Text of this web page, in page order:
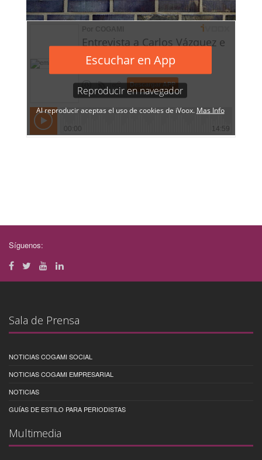
Síguenos:
Sala de Prensa
NOTICIAS COGAMI SOCIAL
NOTICIAS COGAMI EMPRESARIAL
NOTICIAS
GUÍAS DE ESTILO PARA PERIODISTAS
Multimedia